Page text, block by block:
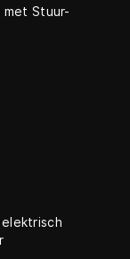
Stuur-